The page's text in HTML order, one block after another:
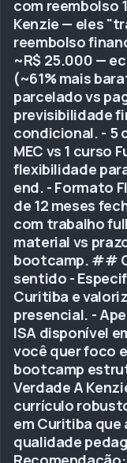
com reembolso
Kenzie — eles
reembolso
~R$ 25.000 —
(~61% mais
parcelado vs
previsibilidade
condicional. - 5
MEC vs 1 curso
flexibilidade
end. - Formato
de 12 meses
com trabalho
material vs
bootcamp. ##
sentido -
Curitiba e
presencial. -
ISA disponível
você quer foco
bootcamp
Verdade A
currículo
em Curitiba
qualidade